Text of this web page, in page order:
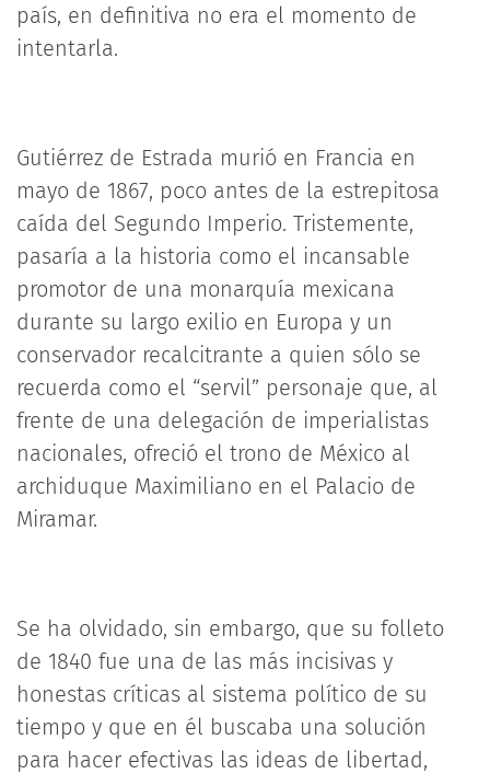
país, en definitiva no era el momento de
intentarla.
Gutiérrez de Estrada murió en Francia en
mayo de 1867, poco antes de la estrepitosa
caída del Segundo Imperio. Tristemente,
pasaría a la historia como el incansable
promotor de una monarquía mexicana
durante su largo exilio en Europa y un
conservador recalcitrante a quien sólo se
recuerda como el “servil” personaje que, al
frente de una delegación de imperialistas
nacionales, ofreció el trono de México al
archiduque Maximiliano en el Palacio de
Miramar.
Se ha olvidado, sin embargo, que su folleto
de 1840 fue una de las más incisivas y
honestas críticas al sistema político de su
tiempo y que en él buscaba una solución
para hacer efectivas las ideas de libertad,